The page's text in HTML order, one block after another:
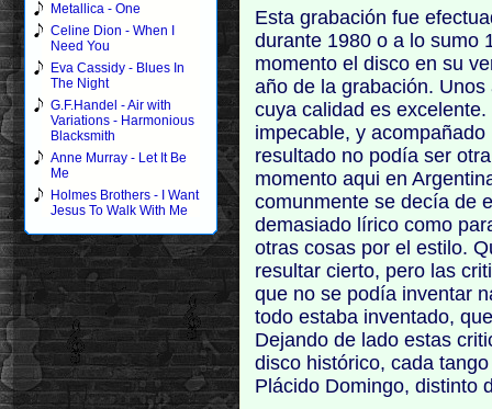
Metallica - One
Celine Dion - When I
Need You
Eva Cassidy - Blues In
The Night
G.F.Handel - Air with
Variations - Harmonious
Blacksmith
Anne Murray - Let It Be
Me
Holmes Brothers - I Want
Jesus To Walk With Me
Esta grabación fue
durante 1980 o a lo sumo
momento el disco en su
año de la grabación.
cuya calidad es
impecable, y
resultado no podía ser
momento aqui en
comunmente se decía de
demasiado lírico como
otras cosas por el estilo.
resultar cierto, pero las
que no se podía inventar
todo estaba inventado,
Dejando de lado estas
disco histórico, cada
Plácido Domingo, distinto